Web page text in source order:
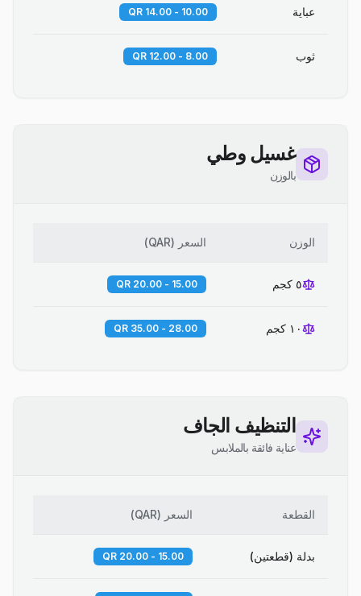
عباية 10.00 - 14.00 QR
ثوب 8.00 - 12.00 QR
غسيل وطي
بالوزن
الوزن السعر (
QAR
)
٥ كجم 15.00 - 20.00 QR
١٠ كجم 28.00 - 35.00 QR
التنظيف الجاف
عناية فائقة بالملابس
القطعة السعر (
QAR
)
بدلة (قطعتين) 15.00 - 20.00 QR